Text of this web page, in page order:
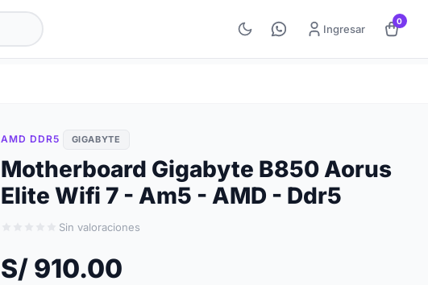
Ingresar
0
AMD DDR5 GIGABYTE
Motherboard Gigabyte B850 Aorus
Elite Wifi 7 - Am5 - AMD - Ddr5
Sin valoraciones
S/ 910.00